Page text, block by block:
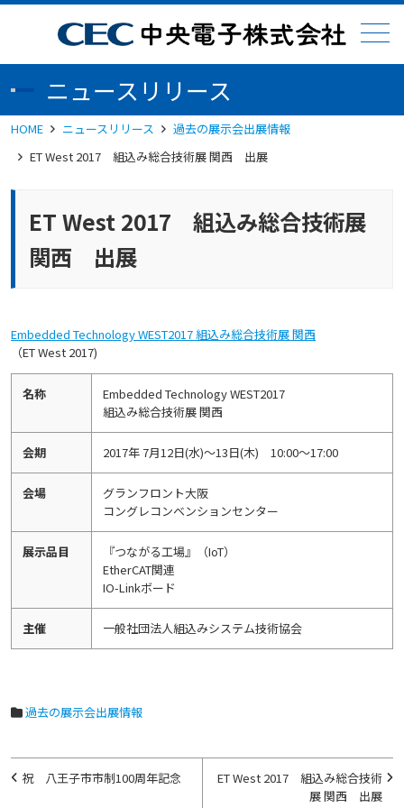
メニュー
ニュースリリース
HOME ニュースリリース
過去の展示会出展情報
ET West 2017 組込み総合技術展 関西 出展
ET West 2017 組込み総合技術展
関西 出展
Embedded Technology WEST2017 組込み総合技術展 関西
（ET West 2017)
名称
Embedded Technology WEST2017
組込み総合技術展 関西
会期 2017年 7月12日(水)～13日(木) 10:00～17:00
会場
グランフロント大阪
コングレコンベンションセンター
展示品目
『つながる工場』（IoT）
EtherCAT関連
IO-Linkボード
主催 一般社団法人組込みシステム技術協会
過去の展示会出展情報
投
ET West 2017 組込み総合技術
展 関西 出展
祝 八王子市市制100周年記念